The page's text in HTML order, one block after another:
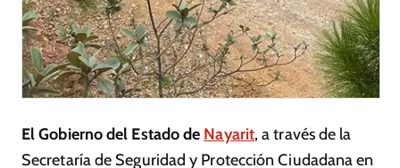
El Gobierno del Estado de Nayarit, a través de la
Secretaría de Seguridad y Protección Ciudadana en